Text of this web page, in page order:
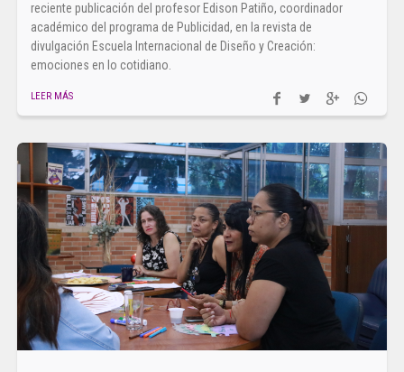
reciente publicación del profesor Edison Patiño, coordinador
académico del programa de Publicidad, en la revista de
divulgación Escuela Internacional de Diseño y Creación:
emociones en lo cotidiano.
LEER MÁS